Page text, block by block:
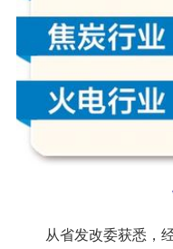
从省发改委获悉，经